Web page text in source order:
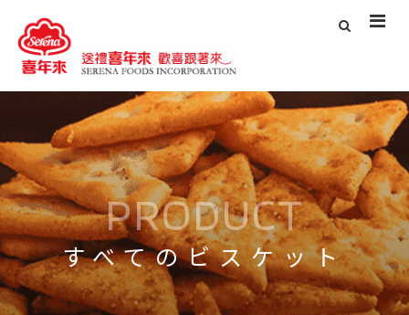
PRODUCT
すべてのビスケット